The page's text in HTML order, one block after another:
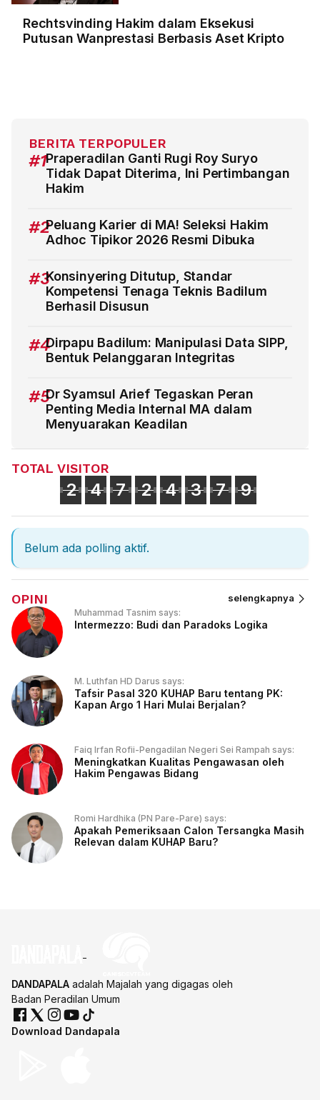
Rechtsvinding Hakim dalam Eksekusi
Putusan Wanprestasi Berbasis Aset Kripto
BERITA TERPOPULER
#1Praperadilan Ganti Rugi Roy Suryo
Tidak Dapat Diterima, Ini Pertimbangan
Hakim
#2Peluang Karier di MA! Seleksi Hakim
Adhoc Tipikor 2026 Resmi Dibuka
#3Konsinyering Ditutup, Standar
Kompetensi Tenaga Teknis Badilum
Berhasil Disusun
#4Dirpapu Badilum: Manipulasi Data SIPP,
Bentuk Pelanggaran Integritas
#5Dr Syamsul Arief Tegaskan Peran
Penting Media Internal MA dalam
Menyuarakan Keadilan
TOTAL VISITOR
2 4 7 2 4 3 7 9
Belum ada polling aktif.
OPINI selengkapnya
Muhammad Tasnim says:
Intermezzo: Budi dan Paradoks Logika
M. Luthfan HD Darus says:
Tafsir Pasal 320 KUHAP Baru tentang PK:
Kapan Argo 1 Hari Mulai Berjalan?
Faiq Irfan Rofii-Pengadilan Negeri Sei Rampah says:
Meningkatkan Kualitas Pengawasan oleh
Hakim Pengawas Bidang
Romi Hardhika (PN Pare-Pare) says:
Apakah Pemeriksaan Calon Tersangka Masih
Relevan dalam KUHAP Baru?
DANDAPALA adalah Majalah yang digagas oleh
Badan Peradilan Umum
Download Dandapala